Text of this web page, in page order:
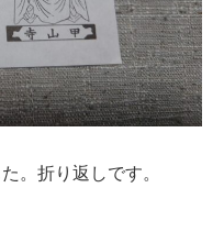
。折り返しです。